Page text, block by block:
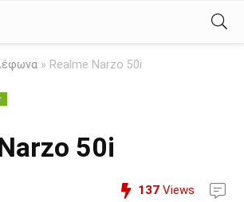
» Realme Narzo 50i
50i
137 Views